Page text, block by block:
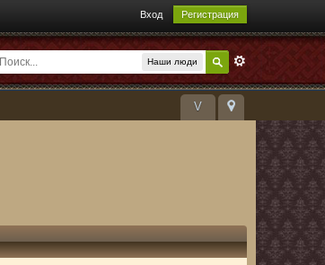
Вход Регистрация
Наши люди
V